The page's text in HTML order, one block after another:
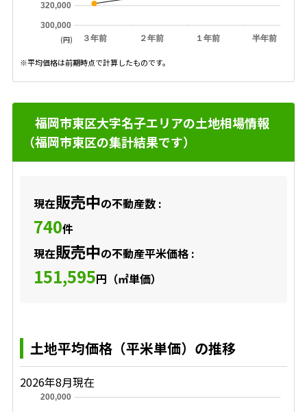
３年前 ２年前 １年前 半年前
300,000
320,000
(円)
※平均価格は前期時点で計算したものです。
福岡市東区大字名子エリアの土地相場情報
（福岡市東区の集計結果です）
現在販売中の不動産数 :
740件
現在販売中の不動産平米価格 :
151,595円（㎡単価）
土地平均価格（平米単価）の推移
2026年8月現在
200,000